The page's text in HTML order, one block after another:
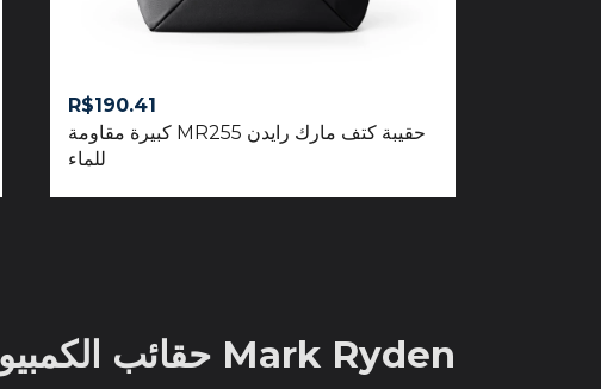
R$190.41
حقيبة كتف مارك رايدن MR255 كبيرة مقاومة
للماء
Mark Ryden حقائب الكمبيوتر الموثوقة للمتخصصين والمسافرين